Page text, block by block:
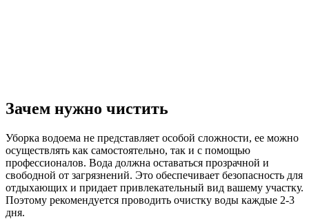
Зачем нужно чистить
Уборка водоема не представляет особой сложности, ее можно
осуществлять как самостоятельно, так и с помощью
профессионалов. Вода должна оставаться прозрачной и
свободной от загрязнений. Это обеспечивает безопасность для
отдыхающих и придает привлекательный вид вашему участку.
Поэтому рекомендуется проводить очистку воды каждые 2-3
дня.